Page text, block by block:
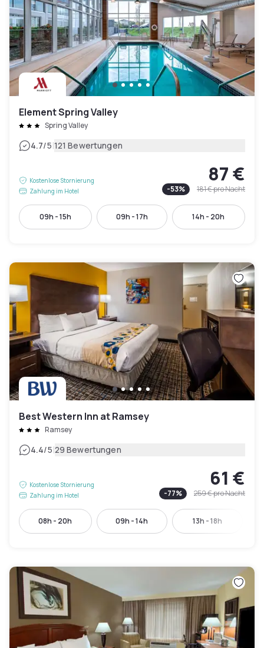
Element Spring Valley
Spring Valley
4.7/5|121 Bewertungen
Kostenlose Stornierung
Zahlung im Hotel
87 €
-53% 181 €pro Nacht
09h - 15h 09h - 17h 14h - 20h
Best Western Inn at Ramsey
Ramsey
4.4/5|29 Bewertungen
Kostenlose Stornierung
Zahlung im Hotel
61 €
-77% 259 €pro Nacht
08h - 20h 09h - 14h 13h - 18h